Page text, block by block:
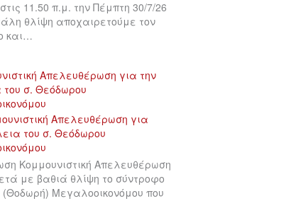
11.50 π.μ. την Πέμπτη 30/7/26
θλίψη αποχαιρετούμε τον
και…
Απελευθέρωση για την
σ. Θεόδωρου
Κομμουνιστική Απελευθέρωση
με βαθιά θλίψη το σύντροφο
Μεγαλοοικονόμου που